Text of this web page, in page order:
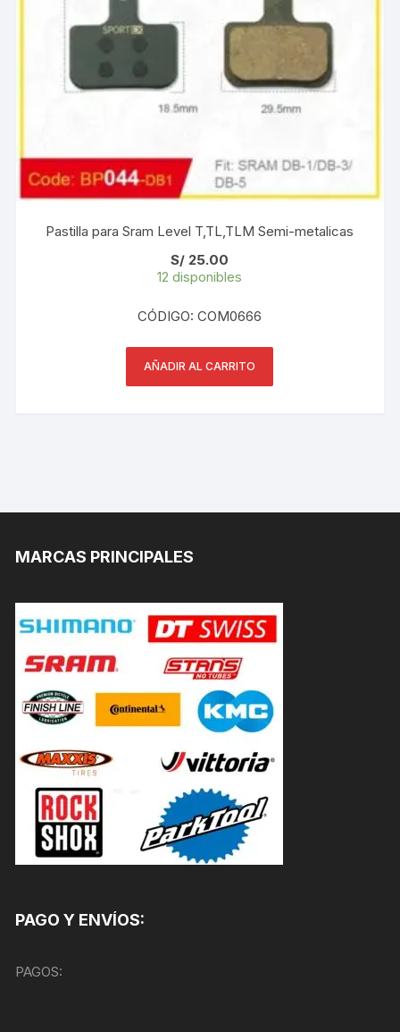
Pastilla para Sram Level T,TL,TLM Semi-metalicas
S/ 25.00
12 disponibles
CÓDIGO: COM0666
AÑADIR AL CARRITO
MARCAS PRINCIPALES
PAGO Y ENVÍOS:
PAGOS: